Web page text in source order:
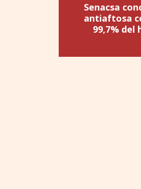
Senacsa
antiaftosa
99,7% del